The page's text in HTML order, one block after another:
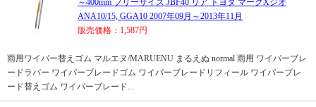
～400mm フリーサイズ JBF40 リア トヨタ マークXジオ
ANA10/15, GGA10 2007年09月～2013年11月
販売価格：1,587円
雨用ワイパー替えゴム マルエヌ/MARUENU まるえぬ normal 雨用 ワイパーブレ
ードラバー ワイパーブレードゴム ワイパーブレードリフィール ワイパーブレ
ード替えゴム ワイパーブレード...